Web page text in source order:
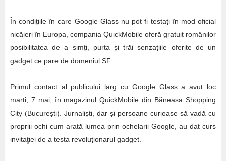
În condițiile în care Google Glass nu pot fi testați în mod oficial
nicăieri în Europa, compania QuickMobile oferă gratuit românilor
posibilitatea de a simți, purta și trăi senzațiile oferite de un
gadget ce pare de domeniul SF.
Primul contact al publicului larg cu Google Glass a avut loc
marți, 7 mai, în magazinul QuickMobile din Băneasa Shopping
City (București). Jurnaliști, darși persoane curioase să vadă cu
propriii ochi cum arată lumea prin ochelarii Google, au dat curs
invitaţiei de a testa revoluționarul gadget.